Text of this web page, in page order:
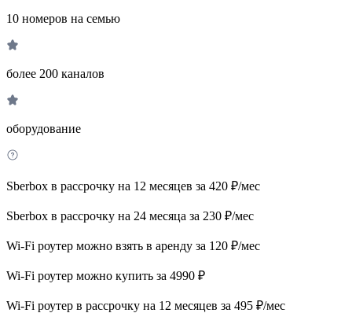
10 номеров на семью
более 200 каналов
оборудование
Sberbox в рассрочку на 12 месяцев за 420 ₽/мес
Sberbox в рассрочку на 24 месяца за 230 ₽/мес
Wi-Fi роутер можно взять в аренду за 120 ₽/мес
Wi-Fi роутер можно купить за 4990 ₽
Wi-Fi роутер в рассрочку на 12 месяцев за 495 ₽/мес